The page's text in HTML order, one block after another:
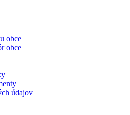
obce
obce
údajov